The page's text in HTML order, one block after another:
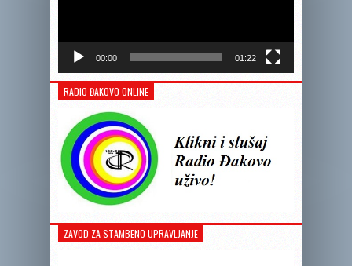
00:00 01:22
RADIO ĐAKOVO ONLINE
ZAVOD ZA STAMBENO UPRAVLJANJE